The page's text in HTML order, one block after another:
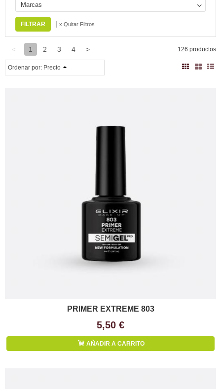
Marcas
| x Quitar Filtros
< 1 2 3 4 > 126 productos
Ordenar por: Precio
PRIMER EXTREME 803
5,50 €
AÑADIR A CARRITO